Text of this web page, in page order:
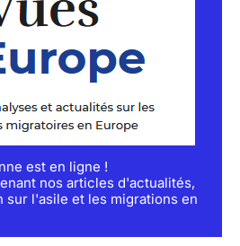
est en ligne !
nos articles d'actualités,
sur l'asile et les migrations en